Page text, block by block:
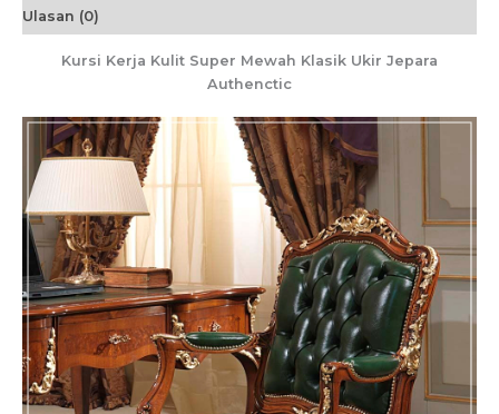
Ulasan (0)
Kursi Kerja Kulit Super Mewah Klasik Ukir Jepara
Authenctic